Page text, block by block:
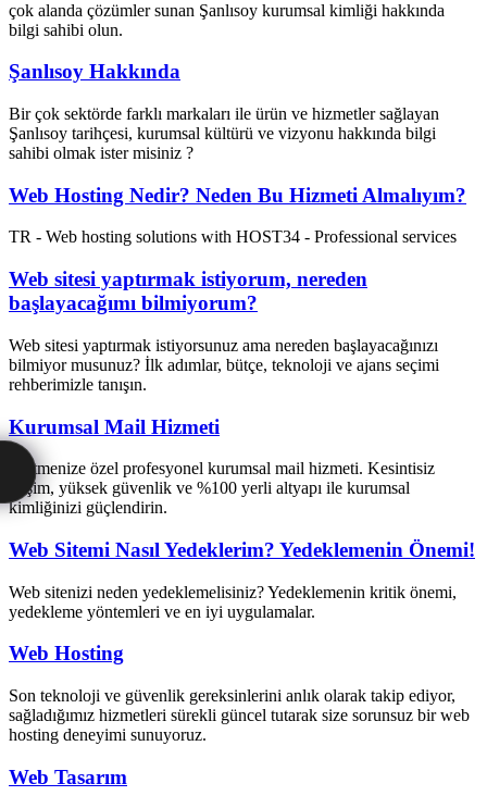
çok alanda çözümler sunan Şanlısoy kurumsal kimliği hakkında
bilgi sahibi olun.
Şanlısoy Hakkında
Bir çok sektörde farklı markaları ile ürün ve hizmetler sağlayan
Şanlısoy tarihçesi, kurumsal kültürü ve vizyonu hakkında bilgi
sahibi olmak ister misiniz ?
Web Hosting Nedir? Neden Bu Hizmeti Almalıyım?
TR - Web hosting solutions with HOST34 - Professional services
Web sitesi yaptırmak istiyorum, nereden
başlayacağımı bilmiyorum?
Web sitesi yaptırmak istiyorsunuz ama nereden başlayacağınızı
bilmiyor musunuz? İlk adımlar, bütçe, teknoloji ve ajans seçimi
rehberimizle tanışın.
Kurumsal Mail Hizmeti
İşletmenize özel profesyonel kurumsal mail hizmeti. Kesintisiz
erişim, yüksek güvenlik ve %100 yerli altyapı ile kurumsal
kimliğinizi güçlendirin.
Web Sitemi Nasıl Yedeklerim? Yedeklemenin Önemi!
Web sitenizi neden yedeklemelisiniz? Yedeklemenin kritik önemi,
yedekleme yöntemleri ve en iyi uygulamalar.
Web Hosting
Son teknoloji ve güvenlik gereksinlerini anlık olarak takip ediyor,
sağladığımız hizmetleri sürekli güncel tutarak size sorunsuz bir web
hosting deneyimi sunuyoruz.
Web Tasarım